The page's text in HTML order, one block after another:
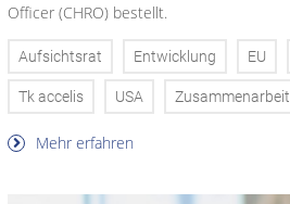
Officer (CHRO) bestellt.
Aufsichtsrat Entwicklung EU
Tk accelis USA Zusammenarbeit
Mehr erfahren